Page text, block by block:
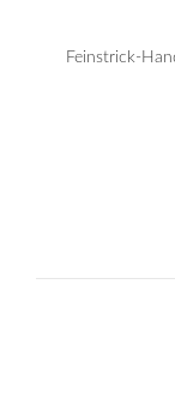
Feinstrick-